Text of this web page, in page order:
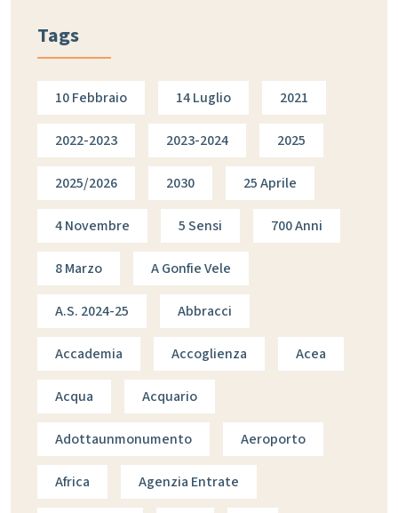
Tags
10 Febbraio 14 Luglio 2021
2022-2023 2023-2024 2025
2025/2026 2030 25 Aprile
4 Novembre 5 Sensi 700 Anni
8 Marzo A Gonfie Vele
A.s. 2024-25 Abbracci
Accademia Accoglienza Acea
Acqua Acquario
Adottaunmonumento Aeroporto
Africa Agenzia Entrate